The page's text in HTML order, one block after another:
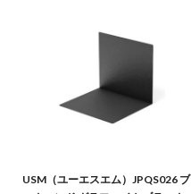
USM（ユーエスエム）JPQS026 ブ